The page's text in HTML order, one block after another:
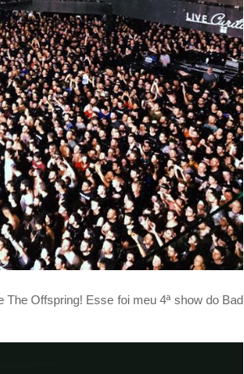
The Offspring! Esse foi meu 4ª show do Bad